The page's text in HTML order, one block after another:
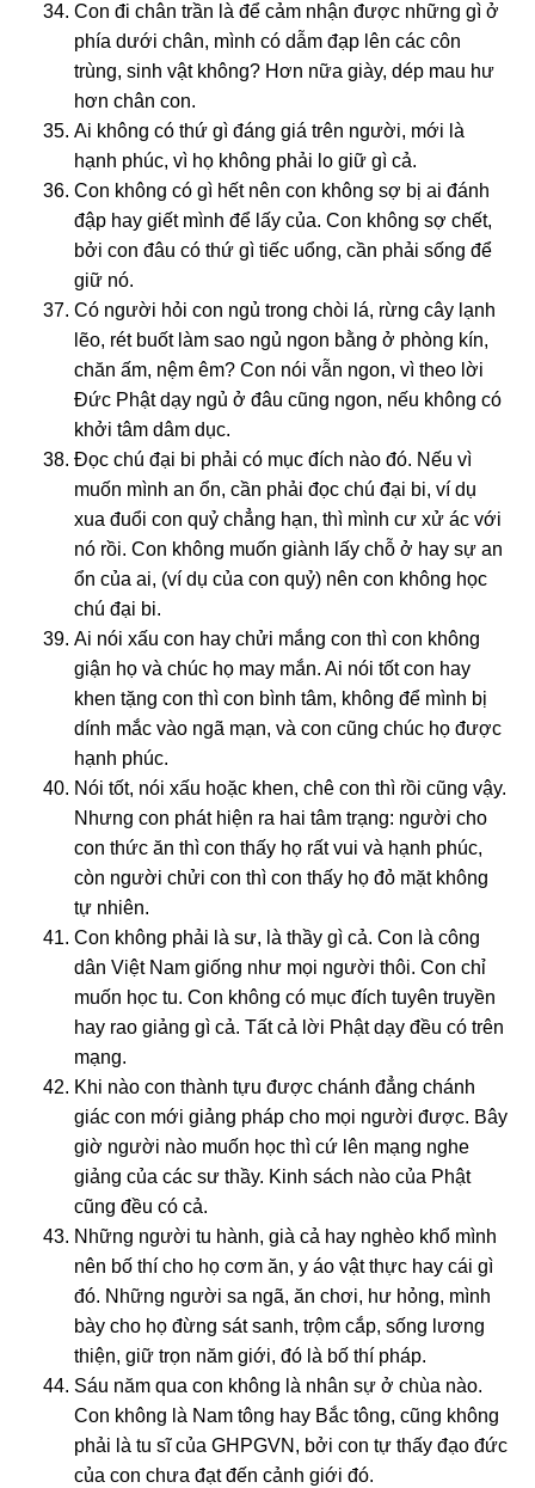
Con đi chân trần là để cảm nhận được những gì ở
phía dưới chân, mình có dẫm đạp lên các côn
trùng, sinh vật không? Hơn nữa giày, dép mau hư
hơn chân con.
Ai không có thứ gì đáng giá trên người, mới là
hạnh phúc, vì họ không phải lo giữ gì cả.
Con không có gì hết nên con không sợ bị ai đánh
đập hay giết mình để lấy của. Con không sợ chết,
bởi con đâu có thứ gì tiếc uổng, cần phải sống để
giữ nó.
Có người hỏi con ngủ trong chòi lá, rừng cây lạnh
lẽo, rét buốt làm sao ngủ ngon bằng ở phòng kín,
chăn ấm, nệm êm? Con nói vẫn ngon, vì theo lời
Đức Phật dạy ngủ ở đâu cũng ngon, nếu không có
khởi tâm dâm dục.
Đọc chú đại bi phải có mục đích nào đó. Nếu vì
muốn mình an ổn, cần phải đọc chú đại bi, ví dụ
xua đuổi con quỷ chẳng hạn, thì mình cư xử ác với
nó rồi. Con không muốn giành lấy chỗ ở hay sự an
ổn của ai, (ví dụ của con quỷ) nên con không học
chú đại bi.
Ai nói xấu con hay chửi mắng con thì con không
giận họ và chúc họ may mắn. Ai nói tốt con hay
khen tặng con thì con bình tâm, không để mình bị
dính mắc vào ngã mạn, và con cũng chúc họ được
hạnh phúc.
Nói tốt, nói xấu hoặc khen, chê con thì rồi cũng vậy.
Nhưng con phát hiện ra hai tâm trạng: người cho
con thức ăn thì con thấy họ rất vui và hạnh phúc,
còn người chửi con thì con thấy họ đỏ mặt không
tự nhiên.
Con không phải là sư, là thầy gì cả. Con là công
dân Việt Nam giống như mọi người thôi. Con chỉ
muốn học tu. Con không có mục đích tuyên truyền
hay rao giảng gì cả. Tất cả lời Phật dạy đều có trên
mạng.
Khi nào con thành tựu được chánh đẳng chánh
giác con mới giảng pháp cho mọi người được. Bây
giờ người nào muốn học thì cứ lên mạng nghe
giảng của các sư thầy. Kinh sách nào của Phật
cũng đều có cả.
Những người tu hành, già cả hay nghèo khổ mình
nên bố thí cho họ cơm ăn, y áo vật thực hay cái gì
đó. Những người sa ngã, ăn chơi, hư hỏng, mình
bày cho họ đừng sát sanh, trộm cắp, sống lương
thiện, giữ trọn năm giới, đó là bố thí pháp.
Sáu năm qua con không là nhân sự ở chùa nào.
Con không là Nam tông hay Bắc tông, cũng không
phải là tu sĩ của GHPGVN, bởi con tự thấy đạo đức
của con chưa đạt đến cảnh giới đó.